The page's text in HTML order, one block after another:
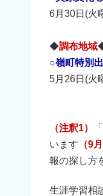
6月30日(火
◆調布地域
○嶺町特別
5月26日(
（注釈1）
います （9
報の探し方
生涯学習相